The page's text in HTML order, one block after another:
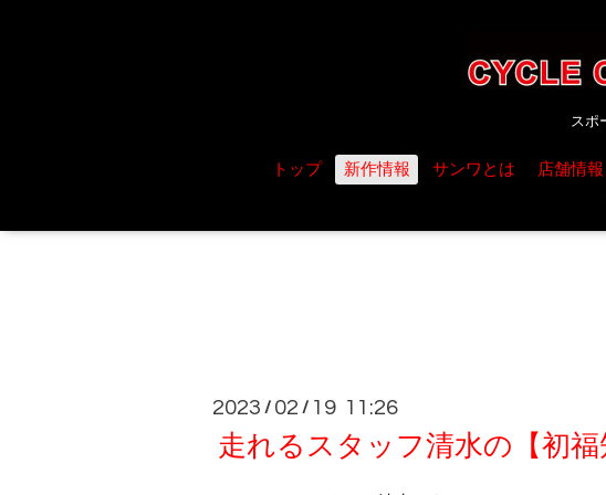
スポ
トップ 新作情報 サンワとは 店舗情報
2023 / 02 / 19 11:26
走れるスタッフ清水の【初福